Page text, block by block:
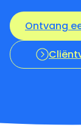
Ontvang